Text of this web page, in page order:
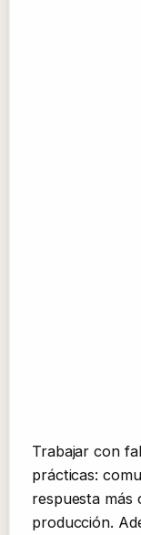
Trabajar con
prácticas:
respuesta más
producción.